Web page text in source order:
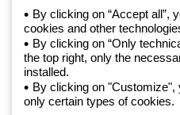
Adatvédelmi szabályzat
Cookie szabályzat
Általános szerződési feltételek
Minden szabályzat
Accessibility
Credits
By clicking on “Accept all”,
cookies and other
By clicking on “Only
the top right, only the
installed.
By clicking on "Customize",
only certain types of cookies.